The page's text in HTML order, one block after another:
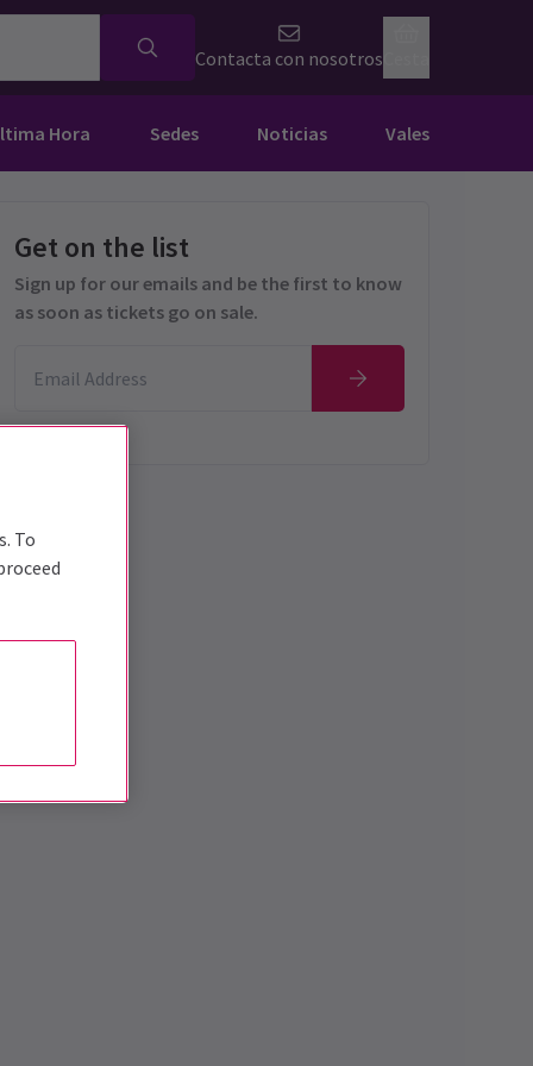
Contacta con nosotros
Hora Sedes Noticias Vales
Get on the list
Sign up for our emails and be the first to know
as soon as tickets go on sale.
To